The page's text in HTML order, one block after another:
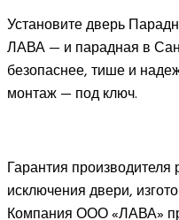
Установите дверь
ЛАВА — и парадная в
безопаснее, тише и
монтаж — под ключ.
Гарантия производителя
исключения двери,
Компания ООО «ЛАВА»